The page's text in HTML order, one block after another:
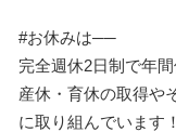
#お休みは──
完全週休2日制で年
産休・育休の取得や
に取り組んでいます